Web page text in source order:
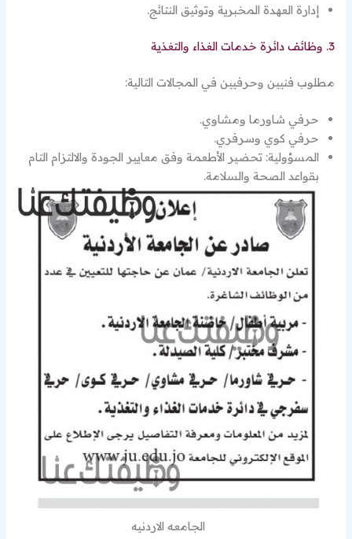
إدارة العهدة المخبرية وتوثيق النتائج.
3. وظائف دائرة خدمات الغذاء والتغذية
مطلوب فنيين وحرفيين في المجالات التالية:
حرفي شاورما ومشاوي.
حرفي كوي وسرفري.
المسؤولية: تحضير الأطعمة وفق معايير الجودة والالتزام التام
بقواعد الصحة والسلامة.
الجامعه الاردنيه